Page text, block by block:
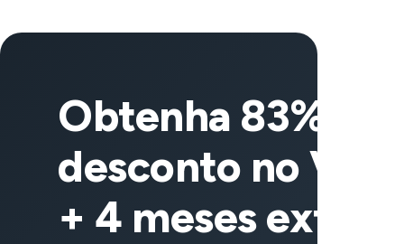
Obtenha 83% de
desconto no
+ 4 meses extras